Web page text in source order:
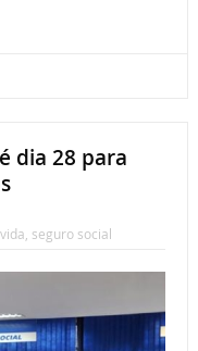
dia 28 para
seguro social